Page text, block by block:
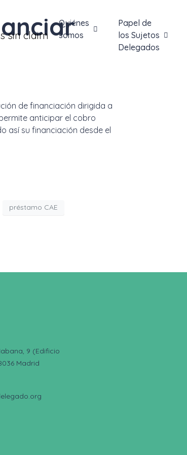
Quiénes
somos
Papel de
los Sujetos
Delegados
de financiación dirigida a
anticipar el cobro
así su financiación desde el
préstamo CAE
9 (Edificio
Madrid